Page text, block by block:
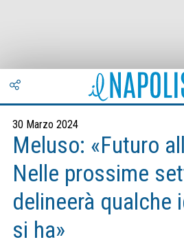
30 Marzo 2024
Meluso: «Futuro
Nelle prossime
delineerà qualche
si ha»